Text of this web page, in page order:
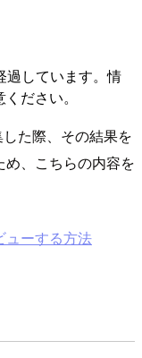
過しています。情
ださい。
た際、その結果を
め、こちらの内容を
ューする方法